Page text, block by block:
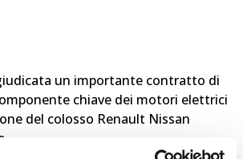
un importante contratto di
chiave dei motori elettrici
del colosso Renault Nissan